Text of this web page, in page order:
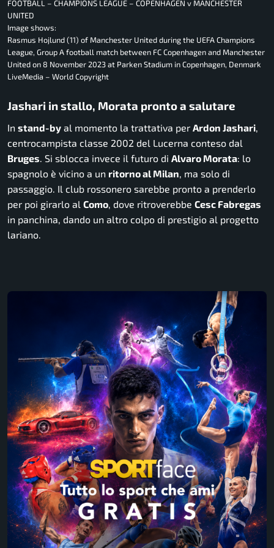
FOOTBALL – CHAMPIONS LEAGUE – COPENHAGEN v MANCHESTER
UNITED
Image shows:
Rasmus Hojlund (11) of Manchester United during the UEFA Champions
League, Group A football match between FC Copenhagen and Manchester
United on 8 November 2023 at Parken Stadium in Copenhagen, Denmark
LiveMedia – World Copyright
Jashari in stallo, Morata pronto a salutare
In stand-by al momento la trattativa per Ardon Jashari,
centrocampista classe 2002 del Lucerna conteso dal
Bruges. Si sblocca invece il futuro di Alvaro Morata: lo
spagnolo è vicino a un ritorno al Milan, ma solo di
passaggio. Il club rossonero sarebbe pronto a prenderlo
per poi girarlo al Como, dove ritroverebbe Cesc Fabregas
in panchina, dando un altro colpo di prestigio al progetto
lariano.